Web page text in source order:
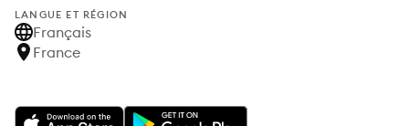
LANGUE ET RÉGION
Français
France